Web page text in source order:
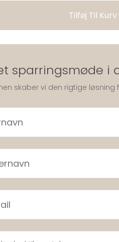
Tilføj Til Kurv
sparringsmøde i
skaber vi den rigtige løsning